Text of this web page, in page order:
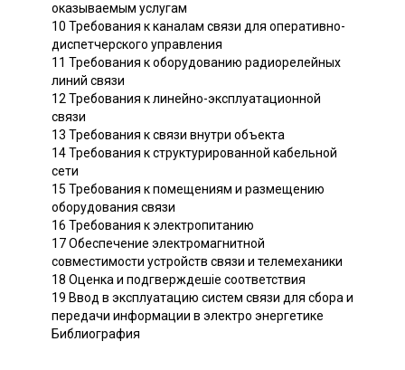
оказываемым услугам
10 Требования к каналам связи для оперативно-
диспетчерского управления
11 Требования к оборудованию радиорелейных
линий связи
12 Требования к линейно-эксплуатационной
связи
13 Требования к связи внутри объекта
14 Требования к структурированной кабельной
сети
15 Требования к помещениям и размещению
оборудования связи
16 Требования к электропитанию
17 Обеспечение электромагнитной
совместимости устройств связи и телемеханики
18 Оценка и подгверждешiе соответствия
19 Ввод в эксплуатацию систем связи для сбора и
передачи информации в электро энергетике
Библиография